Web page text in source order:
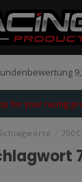
for your racing
Schlagworte